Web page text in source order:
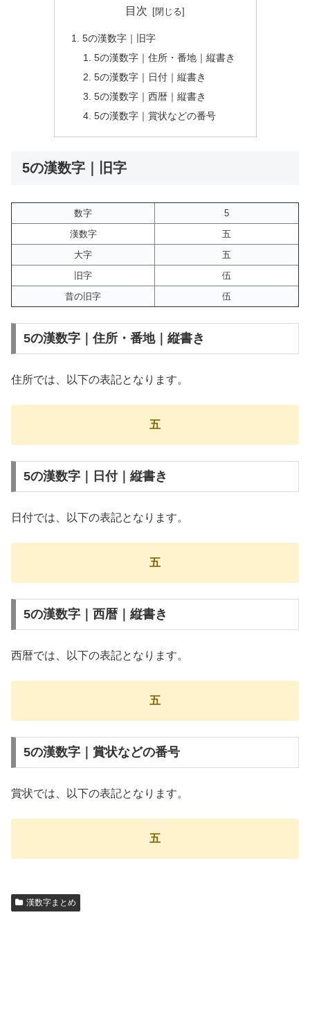
目次
5の漢数字｜旧字
5の漢数字｜住所・番地｜縦書き
5の漢数字｜日付｜縦書き
5の漢数字｜西暦｜縦書き
5の漢数字｜賞状などの番号
5の漢数字｜旧字
数字
5
漢数字
五
大字
五
旧字
伍
昔の旧字
伍
5の漢数字｜住所・番地｜縦書き
住所では、以下の表記となります。
五
5の漢数字｜日付｜縦書き
日付では、以下の表記となります。
五
5の漢数字｜西暦｜縦書き
西暦では、以下の表記となります。
五
5の漢数字｜賞状などの番号
賞状では、以下の表記となります。
五
漢数字まとめ